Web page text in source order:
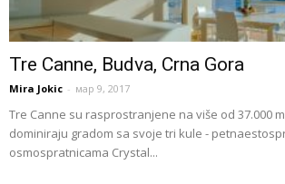
Tre Canne, Budva, Crna Gora
Mira Jokic - мар 9, 2017
Tre Canne su rasprostranjene na više od 37.000
dominiraju gradom sa svoje tri kule -
osmospratnicama Crystal...